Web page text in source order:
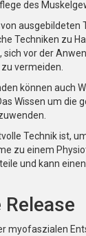
des
Techniken zu
vor der
vermeiden.
können auch
Wissen um die
Technik ist,
zu einem
und kann
myofaszialen